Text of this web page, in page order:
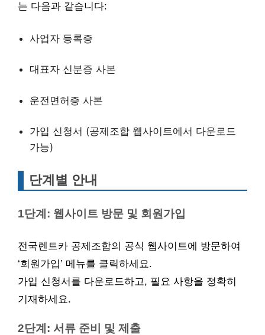
는 다음과 같습니다:
사업자 등록증
대표자 신분증 사본
운전면허증 사본
가입 신청서 (공제조합 웹사이트에서 다운로드
가능)
단계별 안내
1단계: 웹사이트 방문 및 회원가입
전국렌트카 공제조합의 공식 웹사이트에 방문하여
‘회원가입’ 메뉴를 클릭하세요.
가입 신청서를 다운로드하고, 필요 사항을 정확히
기재하세요.
2단계: 서류 준비 및 제출